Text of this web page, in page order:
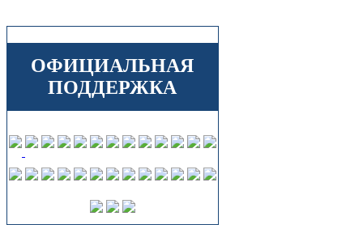
ОФИЦИАЛЬНАЯ
ПОДДЕРЖКА